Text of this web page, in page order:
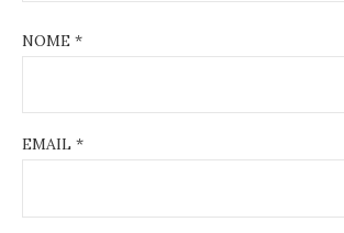
NOME *
EMAIL *